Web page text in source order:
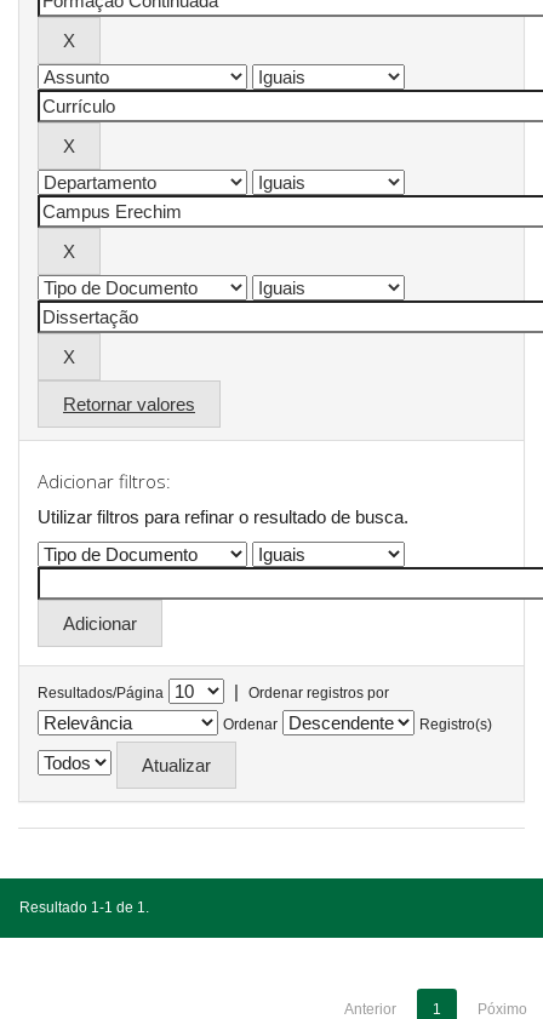
Retornar valores
Adicionar filtros:
Utilizar filtros para refinar o resultado de busca.
Resultados/Página |
Ordenar registros por
Ordenar
Registro(s)
Resultado 1-1 de 1.
Anterior 1 Póximo